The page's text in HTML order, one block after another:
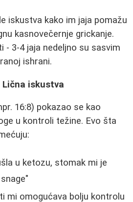
iskustva kako im jaja pomažu
kasnovečernje grickanje.
- 3-4 jaja nedeljno su sasvim
ishrani.
iskustva
16:8) pokazao se kao
u kontroli težine. Evo šta
u ketozu, stomak mi je
mi omogućava bolju kontrolu